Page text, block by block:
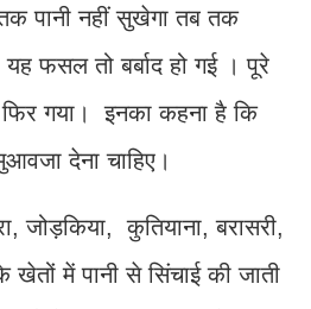
पानी नहीं सुखेगा तब तक
यह फसल तो बर्बाद हो गई । पूरे
गया। इनका कहना है कि
देना चाहिए।
जोड़किया, कुतियाना, बरासरी,
में पानी से सिंचाई की जाती